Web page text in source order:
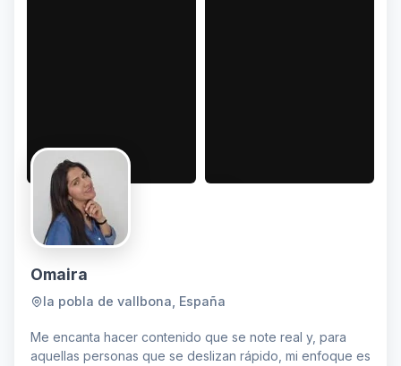
Omaira
la pobla de vallbona, España
Me encanta hacer contenido que se note real y, para
aquellas personas que se deslizan rápido, mi enfoque es